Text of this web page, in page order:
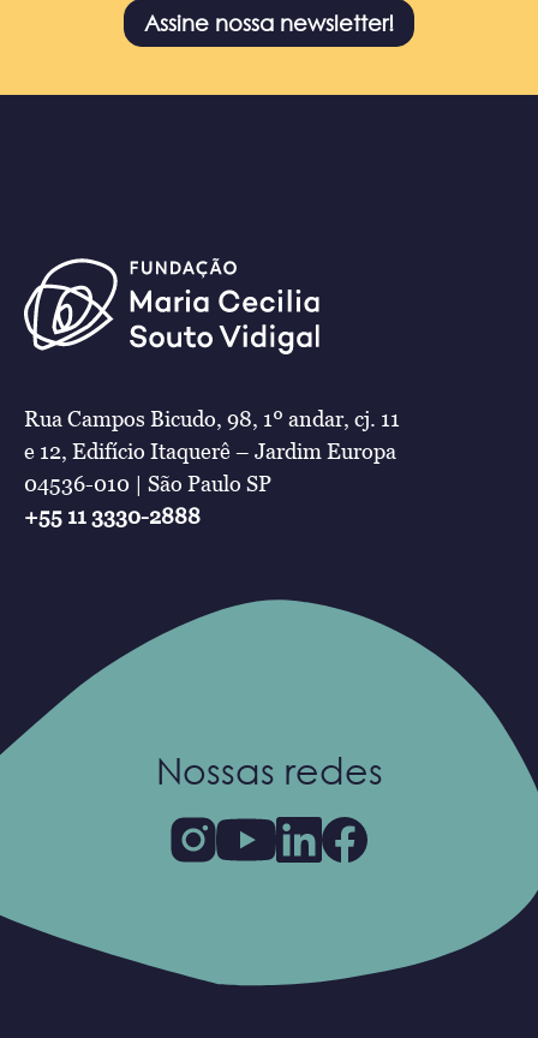
Assine nossa newsletter!
Rua Campos Bicudo, 98, 1º andar, cj. 11
e 12, Edifício Itaquerê – Jardim Europa
04536-010 | São Paulo SP
+55 11 3330-2888
Nossas redes